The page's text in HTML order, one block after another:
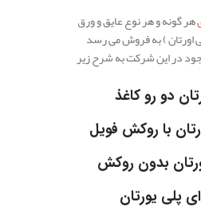
هر گونه و هر نوع عایق و ورق
اورتان ) به فروش می رسد
در این شرکت به شرح زیر
دو رو کاغذ
با روکش فویل
بدون روکش
پلی یورتان